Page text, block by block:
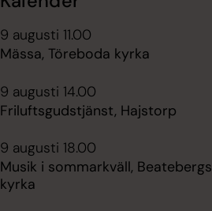
9 augusti 11.00
Mässa, Töreboda kyrka
9 augusti 14.00
Friluftsgudstjänst, Hajstorp
9 augusti 18.00
Musik i sommarkväll, Beatebergs
kyrka